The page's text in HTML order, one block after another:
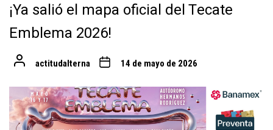
¡Ya salió el mapa oficial del Tecate
Emblema 2026!
actitudalterna 14 de mayo de 2026